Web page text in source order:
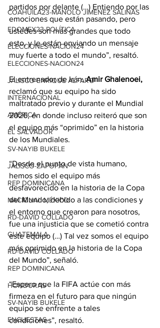
COAHUILA23-MANOLO JIMÉNEZ SALINAS
EDOMEX23-POLÍTICA
ELECCIONES-NACION24
ELECCIONES-NACION24
JALISCO-ENRIQUE ALFARO
INTERNACIONAL
AMÉRICA
EL SALVADOR
SV-NAYIB BUKELE
JALISCO-ZAPOPAN
REP DOMINICANA
NACIONAL MÉXICO
RD-DAVID COLLADO
GUATEMALA
RD-DAVID COLLADO
REP DOMINICANA
HONDURAS
SV-NAYIB BUKELE
ENCUESTAS
partidos por delante (…) Entiendo por las
emociones que están pasando, pero
ustedes son más grandes que todo
esto, y le están enviando un mensaje
muy fuerte a todo el mundo”, resaltó.
El entrenador de Irán, Amir Ghalenoei,
reclamó que su equipo ha sido
maltratado previo y durante el Mundial
2026, en donde incluso reiteró que son
el equipo más “oprimido” en la historia
de los Mundiales.
“Desde el punto de vista humano,
hemos sido el equipo más
desfavorecido en la historia de la Copa
del Mundo, debido a las condiciones y
el entorno que crearon para nosotros,
fue una injusticia que se cometió contra
este equipo (…) Tal vez somos el equipo
más oprimido en la historia de la Copa
del Mundo”, señaló.
“Espero que la FIFA actúe con más
firmeza en el futuro para que ningún
equipo se enfrente a tales
condiciones”, resaltó.